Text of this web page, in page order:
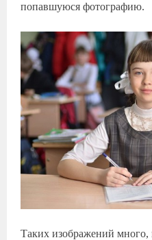
попавшуюся фотографию.
Таких изображений много,